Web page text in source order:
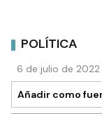
POLÍTICA
6 de julio de
Añadir como